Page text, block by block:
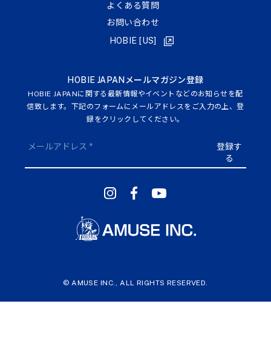
HOBIE JAPANメールマガジン登録
HOBIE JAPANに関する最新情報やイベントなどのお知らせを配
信致します。下記のフォームにメールアドレスをご入力の上、登
録をクリックしてください。
よくある質問
お問い合わせ
HOBIE [US]
© AMUSE INC., ALL RIGHTS RESERVED.